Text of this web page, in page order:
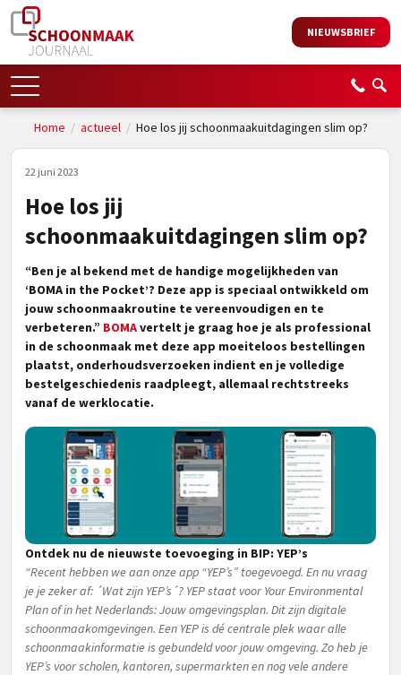
NIEUWSBRIEF
Home / actueel/ Hoe los jij schoonmaakuitdagingen slim op?
22 juni 2023
Hoe los jij
schoonmaakuitdagingen slim op?
“Ben je al bekend met de handige mogelijkheden van
‘BOMA in the Pocket’? Deze app is speciaal ontwikkeld om
jouw schoonmaakroutine te vereenvoudigen en te
verbeteren.” BOMAvertelt je graag hoe je als professional
in de schoonmaak met deze app moeiteloos bestellingen
plaatst, onderhoudsverzoeken indient en je volledige
bestelgeschiedenis raadpleegt, allemaal rechtstreeks
vanaf de werklocatie.
Ontdek nu de nieuwste toevoeging in BIP: YEP’s
“Recent hebben we aan onze app “YEP’s” toegevoegd. En nu vraag
je je zeker af: ´Wat zijn YEP’s´? YEP staat voor Your Environmental
Plan of in het Nederlands: Jouw omgevingsplan. Dit zijn digitale
schoonmaakomgevingen. Een YEP is dé centrale plek waar alle
schoonmaakinformatie is gebundeld voor jouw omgeving. Zo heb je
YEP’s voor scholen, kantoren, supermarkten en nog vele andere